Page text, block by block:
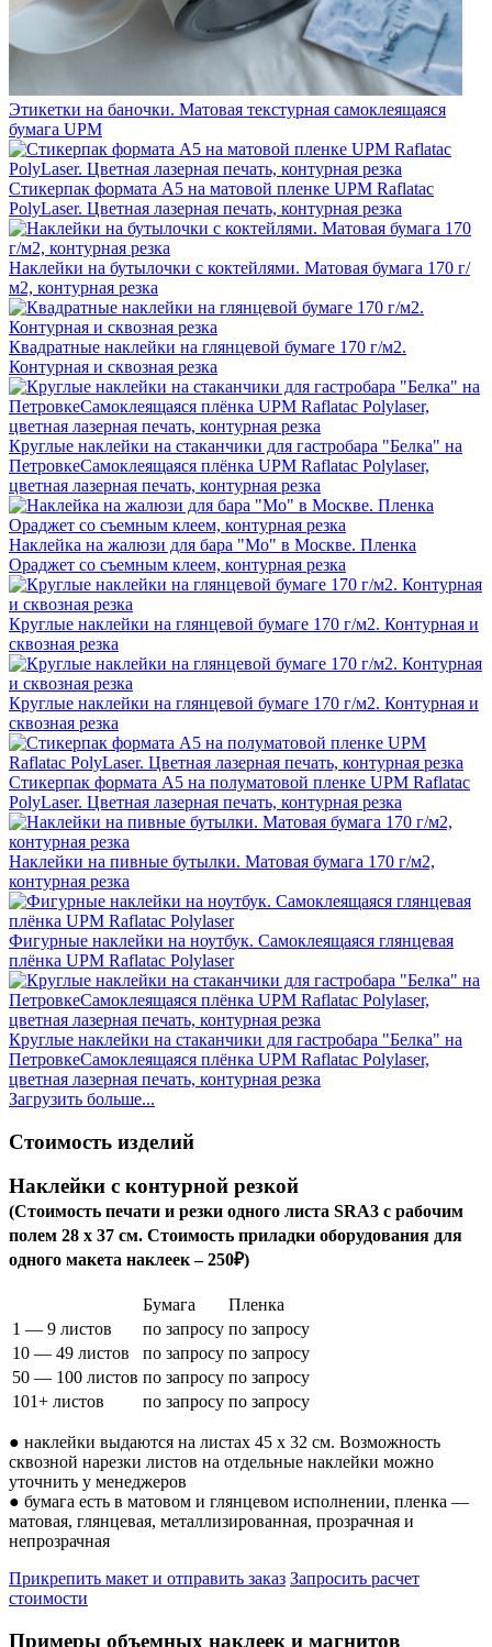
Этикетки на баночки. Матовая текстурная самоклеящаяся
бумага UPM
Стикерпак формата А5 на матовой пленке UPM Raflatac
PolyLaser. Цветная лазерная печать, контурная резка
Наклейки на бутылочки с коктейлями. Матовая бумага 170 г/
м2, контурная резка
Квадратные наклейки на глянцевой бумаге 170 г/м2.
Контурная и сквозная резка
Круглые наклейки на стаканчики для гастробара "Белка" на
ПетровкеСамоклеящаяся плёнка UPM Raflatac Polylaser,
цветная лазерная печать, контурная резка
Наклейка на жалюзи для бара "Мо" в Москве. Пленка
Ораджет со съемным клеем, контурная резка
Круглые наклейки на глянцевой бумаге 170 г/м2. Контурная и
сквозная резка
Круглые наклейки на глянцевой бумаге 170 г/м2. Контурная и
сквозная резка
Стикерпак формата А5 на полуматовой пленке UPM Raflatac
PolyLaser. Цветная лазерная печать, контурная резка
Наклейки на пивные бутылки. Матовая бумага 170 г/м2,
контурная резка
Фигурные наклейки на ноутбук. Самоклеящаяся глянцевая
плёнка UPM Raflatac Polylaser
Круглые наклейки на стаканчики для гастробара "Белка" на
ПетровкеСамоклеящаяся плёнка UPM Raflatac Polylaser,
цветная лазерная печать, контурная резка
Загрузить больше...
Стоимость изделий
Наклейки с контурной резкой
(Стоимость печати и резки одного листа SRA3 с рабочим
полем 28 х 37 см. Стоимость приладки оборудования для
одного макета наклеек – 250₽)
Бумага
Пленка
1 — 9 листов
по запросу по запросу
10 — 49 листов
по запросу по запросу
50 — 100 листов по запросу по запросу
101+ листов
по запросу по запросу
● наклейки выдаются на листах 45 х 32 см. Возможность
сквозной нарезки листов на отдельные наклейки можно
уточнить у менеджеров
● бумага есть в матовом и глянцевом исполнении, пленка —
матовая, глянцевая, металлизированная, прозрачная и
непрозрачная
Прикрепить макет и отправить заказ Запросить расчет
стоимости
Примеры объемных наклеек и магнитов